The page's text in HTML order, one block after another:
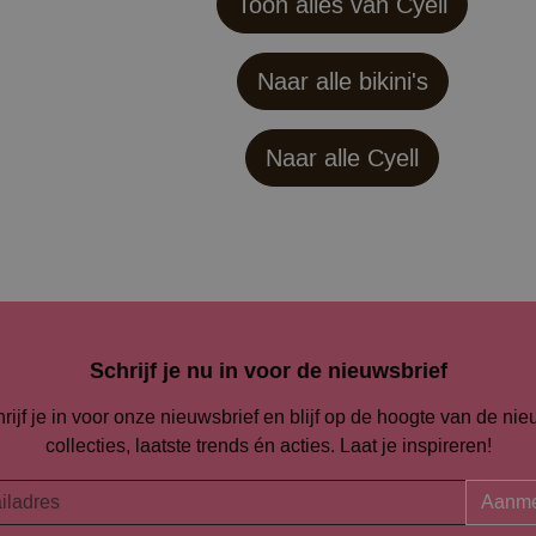
Naar alle bikini's
Naar alle Cyell
Schrijf je nu in voor de nieuwsbrief
je in voor onze nieuwsbrief en blijf op de hoogte van de
collecties, laatste trends én acties. Laat je inspireren!